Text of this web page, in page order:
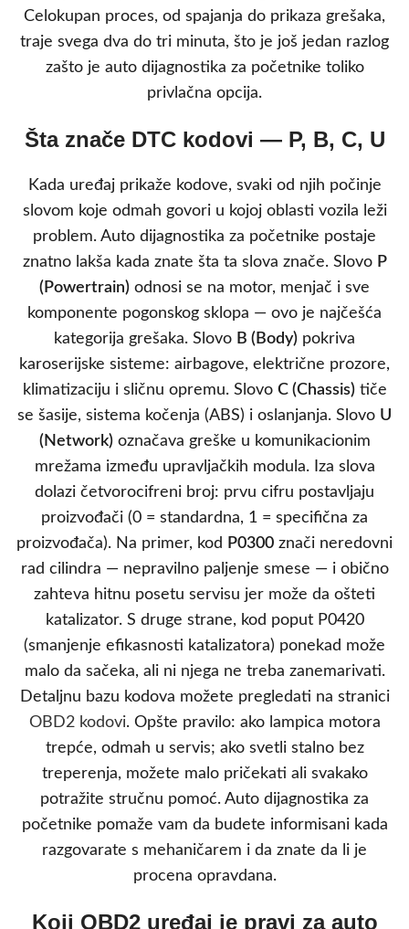
Celokupan proces, od spajanja do prikaza grešaka,
traje svega dva do tri minuta, što je još jedan razlog
zašto je auto dijagnostika za početnike toliko
privlačna opcija.
Šta znače DTC kodovi — P, B, C, U
Kada uređaj prikaže kodove, svaki od njih počinje
slovom koje odmah govori u kojoj oblasti vozila leži
problem. Auto dijagnostika za početnike postaje
znatno lakša kada znate šta ta slova znače. Slovo P
(Powertrain) odnosi se na motor, menjač i sve
komponente pogonskog sklopa — ovo je najčešća
kategorija grešaka. Slovo B (Body) pokriva
karoserijske sisteme: airbagove, električne prozore,
klimatizaciju i sličnu opremu. Slovo C (Chassis)tiče
se šasije, sistema kočenja (ABS) i oslanjanja. Slovo U
(Network)označava greške u komunikacionim
mrežama između upravljačkih modula. Iza slova
dolazi četvorocifreni broj: prvu cifru postavljaju
proizvođači (0 = standardna, 1 = specifična za
proizvođača). Na primer, kod P0300 znači neredovni
rad cilindra — nepravilno paljenje smese — i obično
zahteva hitnu posetu servisu jer može da ošteti
katalizator. S druge strane, kod poput P0420
(smanjenje efikasnosti katalizatora) ponekad može
malo da sačeka, ali ni njega ne treba zanemarivati.
Detaljnu bazu kodova možete pregledati na stranici
OBD2 kodovi. Opšte pravilo: ako lampica motora
trepće, odmah u servis; ako svetli stalno bez
treperenja, možete malo pričekati ali svakako
potražite stručnu pomoć. Auto dijagnostika za
početnike pomaže vam da budete informisani kada
razgovarate s mehaničarem i da znate da li je
procena opravdana.
Koji OBD2 uređaj je pravi za auto